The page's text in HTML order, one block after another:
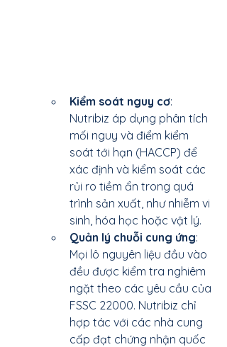
Kiểm soát nguy cơ:
Nutribiz áp dụng phân tích
mối nguy và điểm kiểm
soát tới hạn (HACCP) để
xác định và kiểm soát các
rủi ro tiềm ẩn trong quá
trình sản xuất, như nhiễm vi
sinh, hóa học hoặc vật lý.
Quản lý chuỗi cung ứng:
Mọi lô nguyên liệu đầu vào
đều được kiểm tra nghiêm
ngặt theo các yêu cầu của
FSSC 22000. Nutribiz chỉ
hợp tác với các nhà cung
cấp đạt chứng nhận quốc